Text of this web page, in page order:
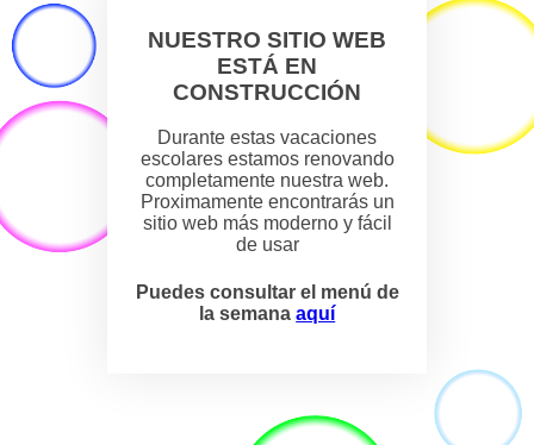
NUESTRO SITIO WEB
ESTÁ EN
CONSTRUCCIÓN
Durante estas vacaciones
escolares estamos renovando
completamente nuestra web.
Proximamente encontrarás un
sitio web más moderno y fácil
de usar
Puedes consultar el menú de
la semanaaquí